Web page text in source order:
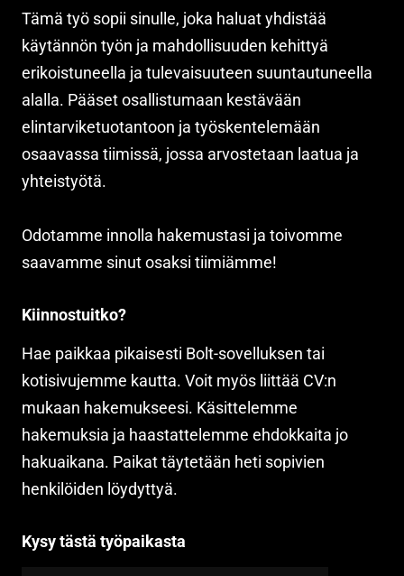
Tämä työ sopii sinulle, joka haluat yhdistää
käytännön työn ja mahdollisuuden kehittyä
erikoistuneella ja tulevaisuuteen suuntautuneella
alalla. Pääset osallistumaan kestävään
elintarviketuotantoon ja työskentelemään
osaavassa tiimissä, jossa arvostetaan laatua ja
yhteistyötä.
Odotamme innolla hakemustasi ja toivomme
saavamme sinut osaksi tiimiämme!
Kiinnostuitko?
Hae paikkaa pikaisesti Bolt-sovelluksen tai
kotisivujemme kautta. Voit myös liittää CV:n
mukaan hakemukseesi. Käsittelemme
hakemuksia ja haastattelemme ehdokkaita jo
hakuaikana. Paikat täytetään heti sopivien
henkilöiden löydyttyä.
Kysy tästä työpaikasta